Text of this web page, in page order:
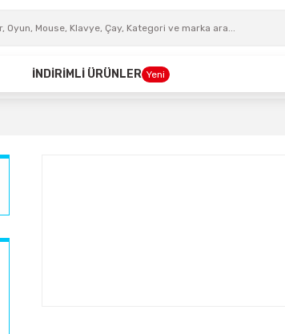
İNDİRİMLİ ÜRÜNLER Yeni